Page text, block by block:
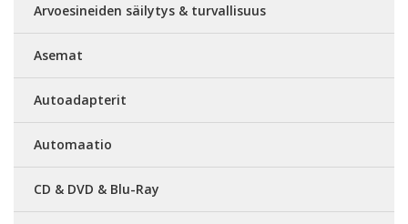
Arvoesineiden säilytys & turvallisuus
Asemat
Autoadapterit
Automaatio
CD & DVD & Blu-Ray